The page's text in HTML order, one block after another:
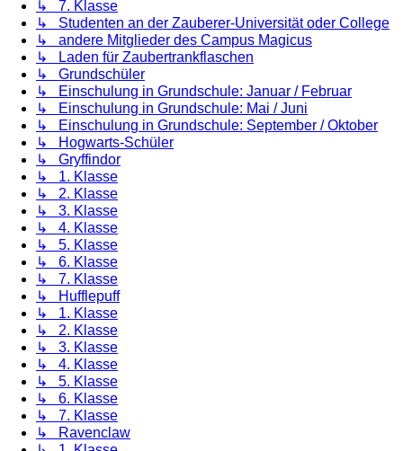
↳ 7. Klasse
↳ Studenten an der Zauberer-Universität oder College
↳ andere Mitglieder des Campus Magicus
↳ Laden für Zaubertrankflaschen
↳ Grundschüler
↳ Einschulung in Grundschule: Januar / Februar
↳ Einschulung in Grundschule: Mai / Juni
↳ Einschulung in Grundschule: September / Oktober
↳ Hogwarts-Schüler
↳ Gryffindor
↳ 1. Klasse
↳ 2. Klasse
↳ 3. Klasse
↳ 4. Klasse
↳ 5. Klasse
↳ 6. Klasse
↳ 7. Klasse
↳ Hufflepuff
↳ 1. Klasse
↳ 2. Klasse
↳ 3. Klasse
↳ 4. Klasse
↳ 5. Klasse
↳ 6. Klasse
↳ 7. Klasse
↳ Ravenclaw